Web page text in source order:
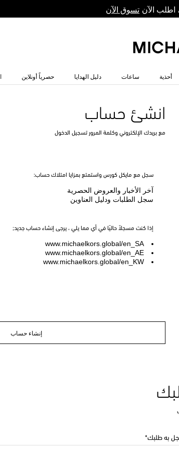
الآن تسوق الآن
أحذية ساعات دليل الهدايا حصرياً أونلاين
انشئ حساب
مع بريدك الإلكتروني وكلمة المرور تسجيل الدخول
سجل مع مايكل كورس واستمتع بمزايا امتلاك حساب:
آخر الأخبار والعروض الحصرية
سجل الطلبات ودليل العناوين
إذا كنت مسجلاً حاليًا في أي مما يلي ، يرجى إنشاء حساب جديد;
www.michaelkors.global/en_SA
www.michaelkors.global/en_AE
www.michaelkors.global/en_KW
إنشاء حساب
به طلبك